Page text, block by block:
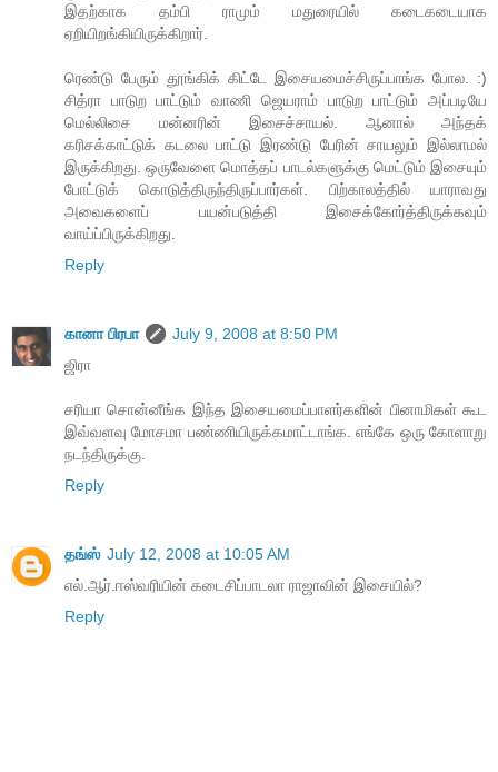
இதற்காக தம்பி ராமும் மதுரையில் கடைகடையாக
ஏறியிறங்கியிருக்கிறார்.
ரெண்டு பேரும் தூங்கிக் கிட்டே இசையமைச்சிருப்பாங்க போல. :)
சித்ரா பாடுற பாட்டும் வாணி ஜெயராம் பாடுற பாட்டும் அப்படியே
மெல்லிசை மன்னரின் இசைச்சாயல். ஆனால் அந்தக்
கரிசக்காட்டுக் கடலை பாட்டு இரண்டு பேரின் சாயலும் இல்லாமல்
இருக்கிறது. ஒருவேளை மொத்தப் பாடல்களுக்கு மெட்டும் இசையும்
போட்டுக் கொடுத்திருந்திருப்பார்கள். பிற்காலத்தில் யாராவது
அவைகளைப் பயன்படுத்தி இசைக்கோர்த்திருக்கவும்
வாய்ப்பிருக்கிறது.
Reply
கானா பிரபா
July 9, 2008 at 8:50 PM
ஜிரா
சரியா சொன்னீங்க இந்த இசையமைப்பாளர்களின் பினாமிகள் கூட
இவ்வளவு மோசமா பண்ணியிருக்கமாட்டாங்க. எங்கே ஒரு கோளாறு
நடந்திருக்கு.
Reply
தங்ஸ் July 12, 2008 at 10:05 AM
எல்.ஆர்.ஈஸ்வரியின் கடைசிப்பாடலா ராஜாவின் இசையில்?
Reply